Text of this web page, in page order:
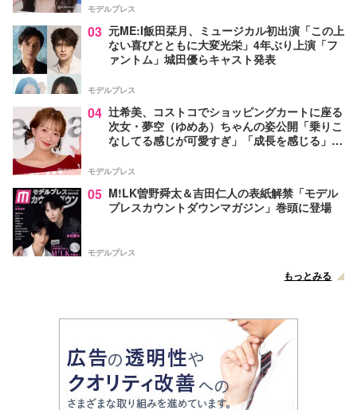
モデルプレス
03 元ME:I飯田栞月、ミュージカル初出演「この上
ない喜びとともに大変光栄」4年ぶり上演「フ
ァントム」城田優らキャスト発表
モデルプレス
04 辻希美、コストコでショッピングカートに座る
次女・夢空（ゆめあ）ちゃんの姿公開「乗りこ
なしてる感じが可愛すぎ」「成長を感じる」の
モデルプレス
05 M!LK曽野舜太＆吉田仁人の表紙解禁「モデル
プレスカウントダウンマガジン」巻頭に登場
モデルプレス
もっとみる